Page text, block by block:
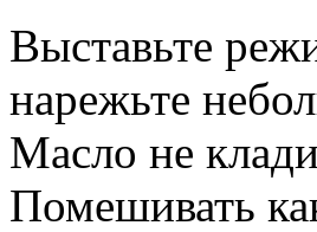
Выставьте
нарежьте
Масло не
Помешивать